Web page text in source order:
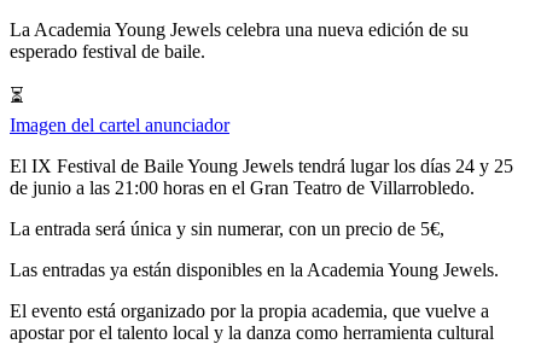
La Academia Young Jewels celebra una nueva edición de su
esperado festival de baile.
⏳
Imagen del cartel anunciador
El IX Festival de Baile Young Jewels tendrá lugar los días 24 y 25
de junio a las 21:00 horas en el Gran Teatro de Villarrobledo.
La entrada será única y sin numerar, con un precio de 5€,
Las entradas ya están disponibles en la Academia Young Jewels.
El evento está organizado por la propia academia, que vuelve a
apostar por el talento local y la danza como herramienta cultural